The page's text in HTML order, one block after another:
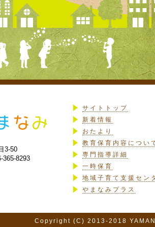
3-50
8293
サイトトップ
新着情報
おたより
教育保育内容につい
専門指導詳細
一時保育
地域子育て支援セン
やまなみプラス
Copyright (C) 2013-2018